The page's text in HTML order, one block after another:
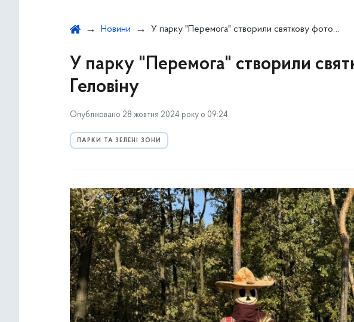
Новини У парку "Перемога" створили святкову фотозону до Геловіну
У парку "Перемога" створили
Геловіну
Опубліковано 28 жовтня 2024 року о 09:24
ПАРКИ ТА ЗЕЛЕНІ ЗОНИ